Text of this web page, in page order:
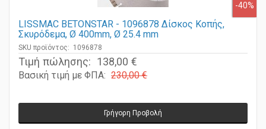
LISSMAC BETONSTAR - 1096878 Δίσκος Κοπής,
Σκυρόδεμα, Ø 400mm, Ø 25.4 mm
SKU προϊόντος: 1096878
Τιμή πώλησης: 138,00 €
Βασική τιμή με ΦΠΑ: 230,00 €